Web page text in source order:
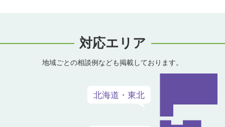
対応エリア
地域ごとの相談例なども掲載しております。